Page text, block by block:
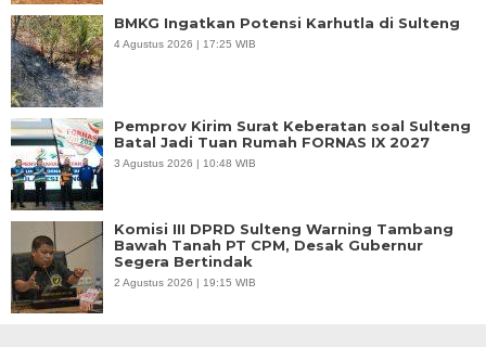
BMKG Ingatkan Potensi Karhutla di Sulteng
4 Agustus 2026 | 17:25 WIB
Pemprov Kirim Surat Keberatan soal Sulteng
Batal Jadi Tuan Rumah FORNAS IX 2027
3 Agustus 2026 | 10:48 WIB
Komisi III DPRD Sulteng Warning Tambang
Bawah Tanah PT CPM, Desak Gubernur
Segera Bertindak
2 Agustus 2026 | 19:15 WIB